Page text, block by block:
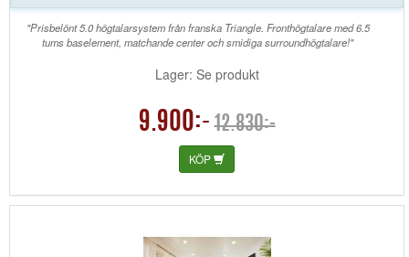
"Prisbelönt 5.0 högtalarsystem från franska Triangle. Fronthögtalare med 6.5
tums baselement, matchande center och smidiga surroundhögtalare!"
Lager: Se produkt
9.900:- 12.830:-
KÖP